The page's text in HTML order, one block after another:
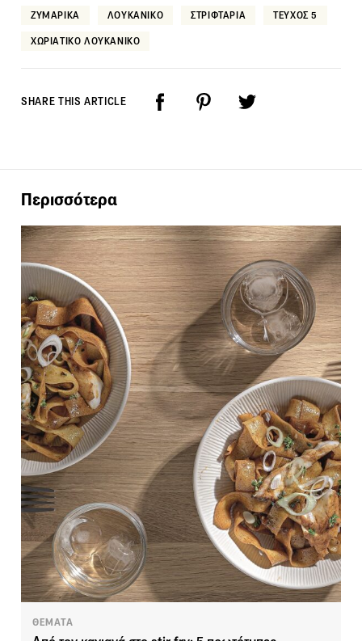
ΖΥΜΑΡΙΚΑ ΛΟΥΚΑΝΙΚΟ ΣΤΡΙΦΤΑΡΙΑ ΤΕΥΧΟΣ 5
ΧΩΡΙΑΤΙΚΟ ΛΟΥΚΑΝΙΚΟ
SHARE THIS ARTICLE
Περισσότερα
ΘΕΜΑΤΑ